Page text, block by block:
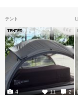
テント
TENTER
11 2
4